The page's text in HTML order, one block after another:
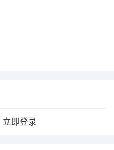
立即登录